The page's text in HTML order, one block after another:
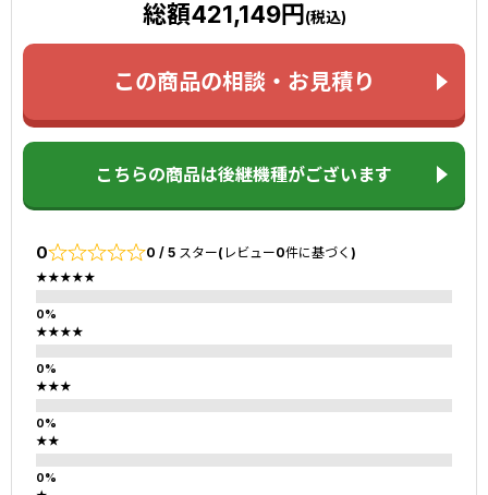
総額421,149円(税込)
この商品の相談・お見積り
こちらの商品は後継機種がございます
0 0 / 5 スター(レビュー0件に基づく)
★★★★★
★★★★
★★★
★★